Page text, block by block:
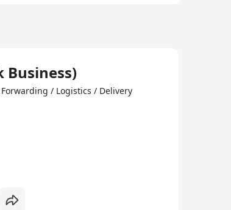
Business)
Forwarding / Logistics / Delivery